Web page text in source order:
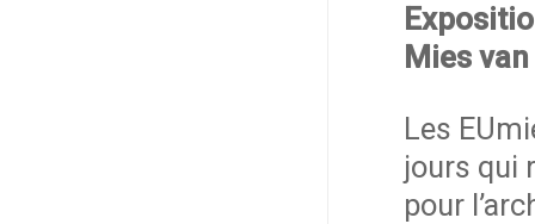
Mies
Les
jours qui
pour